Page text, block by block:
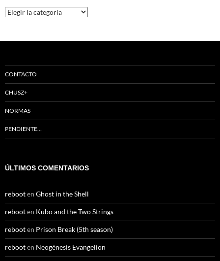
Categorías
CONTACTO
CHUSZ+
NORMAS
PENDIENTE…
ÚLTIMOS COMENTARIOS
rebooten Ghost in the Shell
rebooten Kubo and the Two Strings
rebooten Prison Break (5th season)
rebooten Neogénesis Evangelion